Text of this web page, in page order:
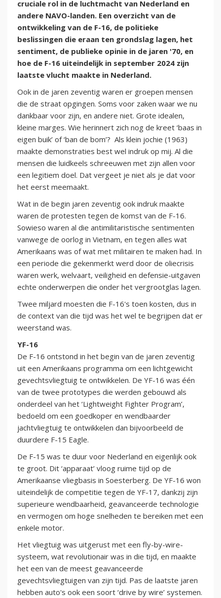
cruciale rol in de luchtmacht van Nederland en
andere NAVO-landen. Een overzicht van de
ontwikkeling van de F-16, de politieke
beslissingen die eraan ten grondslag lagen, het
sentiment, de publieke opinie in de jaren '70, en
hoe de F-16 uiteindelijk in september 2024 zijn
laatste vlucht maakte in Nederland.
Ook in de jaren zeventig waren er groepen mensen
die de straat opgingen. Soms voor zaken waar we nu
dankbaar voor zijn, en andere niet. Grote idealen,
kleine marges. Wie herinnert zich nog de kreet ‘baas in
eigen buik’ of ‘ban de bom’? Als klein jochie (1963)
maakte demonstraties best wel indruk op mij. Al die
mensen die luidkeels schreeuwen met zijn allen voor
een legitiem doel. Dat vergeet je niet als je dat voor
het eerst meemaakt.
Wat in de begin jaren zeventig ook indruk maakte
waren de protesten tegen de komst van de F-16.
Sowieso waren al die antimilitaristische sentimenten
vanwege de oorlog in Vietnam, en tegen alles wat
Amerikaans was of wat met militairen te maken had. In
een periode die gekenmerkt werd door de oliecrisis
waren werk, welvaart, veiligheid en defensie-uitgaven
echte onderwerpen die onder het vergrootglas lagen.
Twee miljard moesten die F-16's toen kosten, dus in
de context van die tijd was het wel te begrijpen dat er
weerstand was.
YF-16
De F-16 ontstond in het begin van de jaren zeventig
uit een Amerikaans programma om een lichtgewicht
gevechtsvliegtuig te ontwikkelen. De YF-16 was één
van de twee prototypes die werden gebouwd als
onderdeel van het ‘Lightweight Fighter Program’,
bedoeld om een goedkoper en wendbaarder
jachtvliegtuig te ontwikkelen dan bijvoorbeeld de
duurdere F-15 Eagle.
De F-15 was te duur voor Nederland en eigenlijk ook
te groot. Dit ‘apparaat’ vloog ruime tijd op de
Amerikaanse vliegbasis in Soesterberg. De YF-16 won
uiteindelijk de competitie tegen de YF-17, dankzij zijn
superieure wendbaarheid, geavanceerde technologie
en vermogen om hoge snelheden te bereiken met een
enkele motor.
Het vliegtuig was uitgerust met een fly-by-wire-
systeem, wat revolutionair was in die tijd, en maakte
het een van de meest geavanceerde
gevechtsvliegtuigen van zijn tijd. Pas de laatste jaren
hebben auto's ook een soort ‘drive by wire’ systemen.